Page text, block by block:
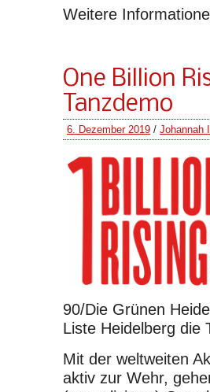
Weitere
One Billion
Tanzdemo
6. Dezember 2019 / Johannah
90/Die Grünen
Liste Heidelberg die
Mit der weltweiten
aktiv zur Wehr,